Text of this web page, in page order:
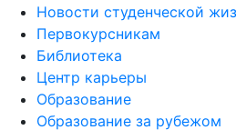
Новости студенческой
Первокурсникам
Библиотека
Центр карьеры
Образование
Образование за рубежом